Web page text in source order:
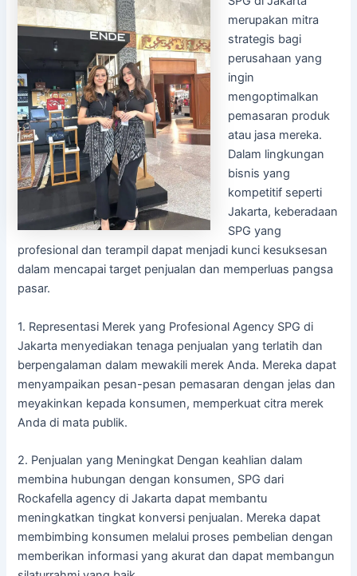
merupakan mitra
strategis bagi
perusahaan yang
ingin
mengoptimalkan
pemasaran produk
atau jasa mereka.
Dalam lingkungan
bisnis yang
kompetitif seperti
Jakarta, keberadaan
SPG yang
profesional dan terampil dapat menjadi kunci kesuksesan
dalam mencapai target penjualan dan memperluas pangsa
pasar.
1. Representasi Merek yang Profesional Agency SPG di
Jakarta menyediakan tenaga penjualan yang terlatih dan
berpengalaman dalam mewakili merek Anda. Mereka dapat
menyampaikan pesan-pesan pemasaran dengan jelas dan
meyakinkan kepada konsumen, memperkuat citra merek
Anda di mata publik.
2. Penjualan yang Meningkat Dengan keahlian dalam
membina hubungan dengan konsumen, SPG dari
Rockafella agency di Jakarta dapat membantu
meningkatkan tingkat konversi penjualan. Mereka dapat
membimbing konsumen melalui proses pembelian dengan
memberikan informasi yang akurat dan dapat membangun